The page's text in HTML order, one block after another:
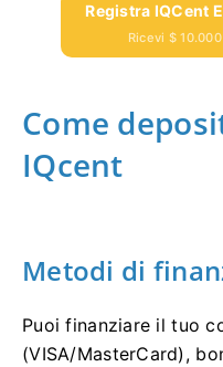
Registra IQCent
Ricevi $
Come
IQcent
Metodi di
Puoi finanziare il tuo
(VISA/MasterCard),